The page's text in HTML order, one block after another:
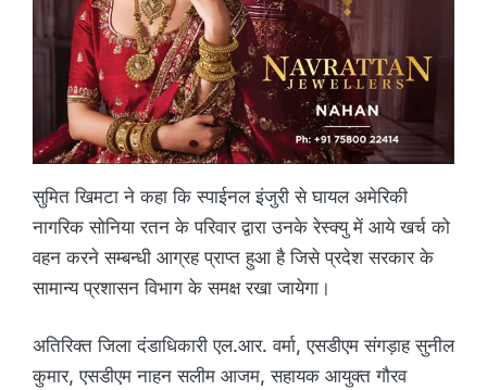
सुमित खिमटा ने कहा कि स्पाईनल इंजुरी से घायल अमेरिकी
नागरिक सोनिया रतन के परिवार द्वारा उनके रेस्क्यु में आये खर्च को
वहन करने सम्बन्धी आग्रह प्राप्त हुआ है जिसे प्रदेश सरकार के
सामान्य प्रशासन विभाग के समक्ष रखा जायेगा।
अतिरिक्त जिला दंडाधिकारी एल.आर. वर्मा, एसडीएम संगड़ाह सुनील
कुमार, एसडीएम नाहन सलीम आजम, सहायक आयुक्त गौरव